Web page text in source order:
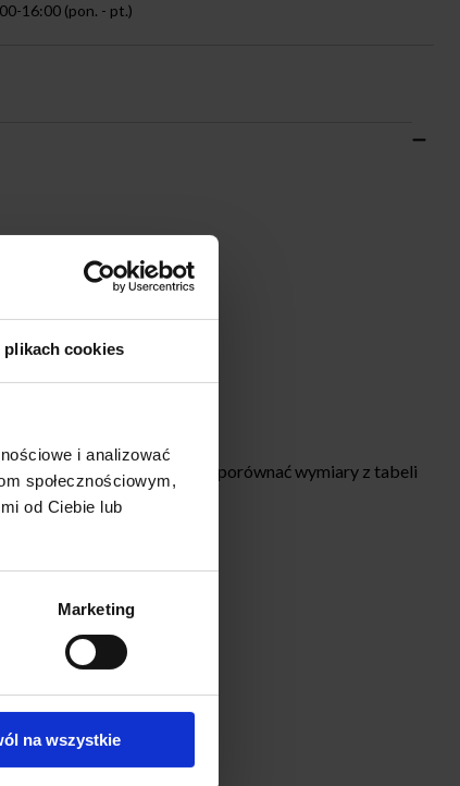
plikach cookies
i analizować
społecznościowym,
od Ciebie lub
Marketing
na wszystkie
16:00 (pon. - pt.)
wyborze rozmiaru najlepiej porównać wymiary z tabeli